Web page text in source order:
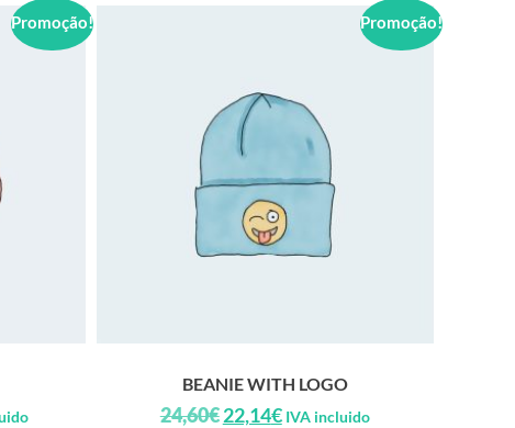
Promoção! Promoção!
BEANIE WITH LOGO
24,60€22,14€ IVA incluido